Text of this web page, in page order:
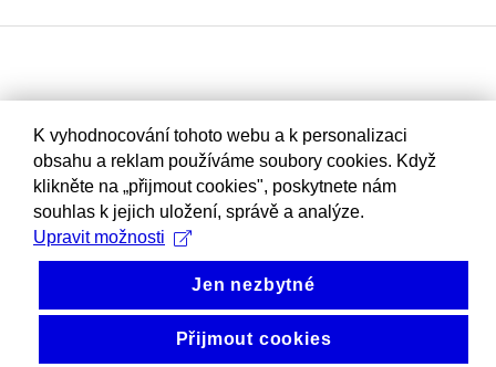
K vyhodnocování tohoto webu a k personalizaci
obsahu a reklam používáme soubory cookies. Když
klikněte na „přijmout cookies", poskytnete nám
souhlas k jejich uložení, správě a analýze.
Upravit možnosti
Jen nezbytné
Přijmout cookies